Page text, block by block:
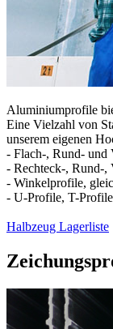
Aluminiumprofile
Eine Vielzahl von
unserem eigenen
- Flach-, Rund- und
- Rechteck-, Rund-,
- Winkelprofile,
- U-Profile, T-
Halbzeug Lagerliste